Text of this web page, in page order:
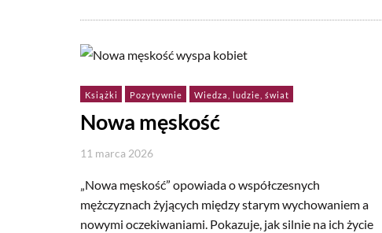
Książki Pozytywnie Wiedza, ludzie, świat
Nowa męskość
11 marca 2026
„Nowa męskość” opowiada o współczesnych
mężczyznach żyjących między starym wychowaniem a
nowymi oczekiwaniami. Pokazuje, jak silnie na ich życie